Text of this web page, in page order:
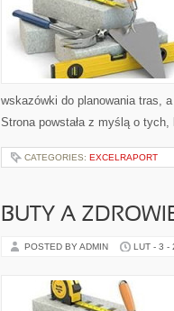
wskazówki do planowania tras,
Strona powstała z myślą o
CATEGORIES: EXCELRAPORT
BUTY A
POSTED BY ADMIN LUT - 3 -